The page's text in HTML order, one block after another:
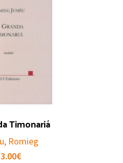
Timonariá
Romieg
€